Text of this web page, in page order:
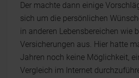
Der machte dann einige
sich um die persönlichen
in anderen Lebensbereichen wie
Versicherungen aus. Hier hatte
Jahren noch keine Möglichkeit,
Vergleich im Internet